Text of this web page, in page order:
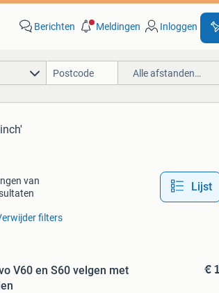
Berichten Meldingen Inloggen
Alle afstanden…
van
Lijst
filters
V60 en S60 velgen met
€